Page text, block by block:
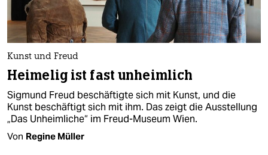
Kunst und Freud
Heimelig ist fast unheimlich
Sigmund Freud beschäftigte sich mit Kunst, und die
Kunst beschäftigt sich mit ihm. Das zeigt die Ausstellung
„Das Unheimliche“ im Freud-Museum Wien.
Von Regine Müller